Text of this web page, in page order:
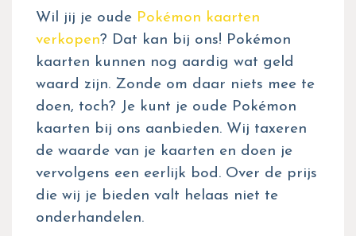
Wil jij je oude Pokémon kaarten
verkopen? Dat kan bij ons! Pokémon
kaarten kunnen nog aardig wat geld
waard zijn. Zonde om daar niets mee te
doen, toch? Je kunt je oude Pokémon
kaarten bij ons aanbieden. Wij taxeren
de waarde van je kaarten en doen je
vervolgens een eerlijk bod. Over de prijs
die wij je bieden valt helaas niet te
onderhandelen.